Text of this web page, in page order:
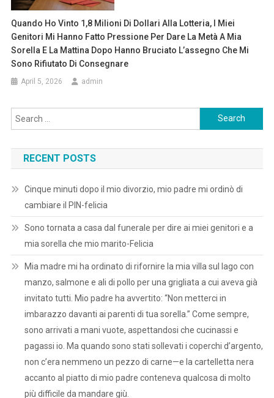
Quando Ho Vinto 1,8 Milioni Di Dollari Alla Lotteria, I Miei
Genitori Mi Hanno Fatto Pressione Per Dare La Metà A Mia
Sorella E La Mattina Dopo Hanno Bruciato L’assegno Che Mi
Sono Rifiutato Di Consegnare
April 5, 2026 admin
Search
for:
RECENT POSTS
Cinque minuti dopo il mio divorzio, mio padre mi ordinò di
cambiare il PIN-felicia
Sono tornata a casa dal funerale per dire ai miei genitori e a
mia sorella che mio marito-Felicia
Mia madre mi ha ordinato di rifornire la mia villa sul lago con
manzo, salmone e ali di pollo per una grigliata a cui aveva già
invitato tutti. Mio padre ha avvertito: “Non metterci in
imbarazzo davanti ai parenti di tua sorella.” Come sempre,
sono arrivati a mani vuote, aspettandosi che cucinassi e
pagassi io. Ma quando sono stati sollevati i coperchi d’argento,
non c’era nemmeno un pezzo di carne—e la cartelletta nera
accanto al piatto di mio padre conteneva qualcosa di molto
più difficile da mandare giù.